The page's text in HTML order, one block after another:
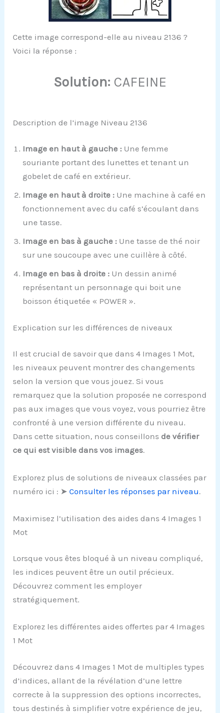
Cette image correspond-elle au niveau 2136 ?
Voici la réponse :
Solution: CAFEINE
Description de l’image Niveau 2136
Image en haut à gauche : Une femme
souriante portant des lunettes et tenant un
gobelet de café en extérieur.
Image en haut à droite : Une machine à café en
fonctionnement avec du café s’écoulant dans
une tasse.
Image en bas à gauche : Une tasse de thé noir
sur une soucoupe avec une cuillère à côté.
Image en bas à droite : Un dessin animé
représentant un personnage qui boit une
boisson étiquetée « POWER ».
Explication sur les différences de niveaux
Il est crucial de savoir que dans 4 Images 1 Mot,
les niveaux peuvent montrer des changements
selon la version que vous jouez. Si vous
remarquez que la solution proposée ne correspond
pas aux images que vous voyez, vous pourriez être
confronté à une version différente du niveau.
Dans cette situation, nous conseillonsde vérifier
ce qui est visible dans vos images.
Explorez plus de solutions de niveaux classées par
numéro ici : ➤Consulter les réponses par niveau.
Maximisez l’utilisation des aides dans 4 Images 1
Mot
Lorsque vous êtes bloqué à un niveau compliqué,
les indices peuvent être un outil précieux.
Découvrez comment les employer
stratégiquement.
Explorez les différentes aides offertes par 4 Images
1 Mot
Découvrez dans 4 Images 1 Mot de multiples types
d’indices, allant de la révélation d’une lettre
correcte à la suppression des options incorrectes,
tous destinés à simplifier votre expérience de jeu,